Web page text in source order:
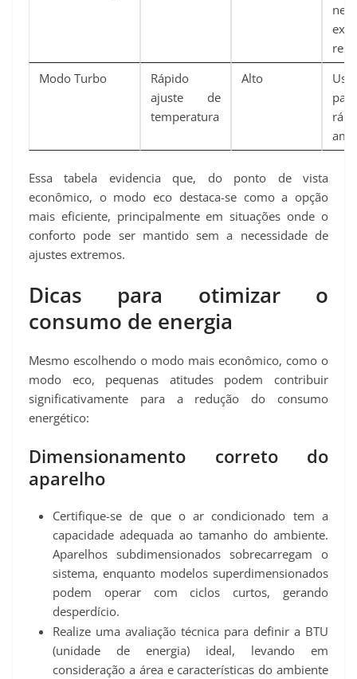
Modo Turbo
Rápido
ajuste de
temperatura
Alto
Essa tabela evidencia que, do ponto de vista
econômico, o modo eco destaca-se como a opção
mais eficiente, principalmente em situações onde o
conforto pode ser mantido sem a necessidade de
ajustes extremos.
Dicas para otimizar o
consumo de energia
Mesmo escolhendo o modo mais econômico, como o
modo eco, pequenas atitudes podem contribuir
significativamente para a redução do consumo
energético:
Dimensionamento correto do
aparelho
Certifique-se de que o ar condicionado tem a
capacidade adequada ao tamanho do ambiente.
Aparelhos subdimensionados sobrecarregam o
sistema, enquanto modelos superdimensionados
podem operar com ciclos curtos, gerando
desperdício.
Realize uma avaliação técnica para definir a BTU
(unidade de energia) ideal, levando em
consideração a área e características do ambiente